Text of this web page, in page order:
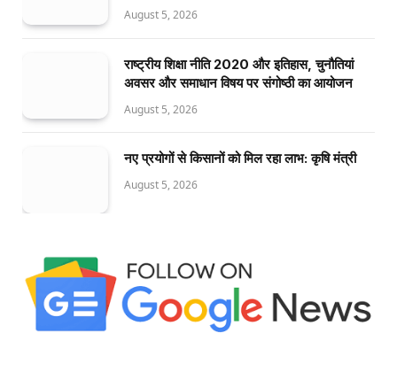
August 5, 2026
राष्ट्रीय शिक्षा नीति 2020 और इतिहास, चुनौतियां
अवसर और समाधान विषय पर संगोष्ठी का आयोजन
August 5, 2026
नए प्रयोगों से किसानों को मिल रहा लाभ: कृषि मंत्री
August 5, 2026